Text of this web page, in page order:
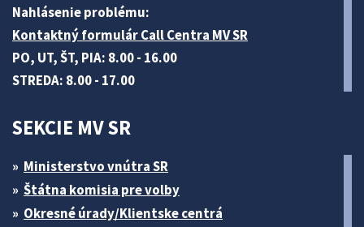
Nahlásenie problému:
Kontaktný formulár Call Centra MV SR
PO, UT, ŠT, PIA: 8.00 - 16.00
STREDA: 8.00 - 17.00
SEKCIE MV SR
Ministerstvo vnútra SR
Štátna komisia pre volby
Okresné úrady/Klientske centrá